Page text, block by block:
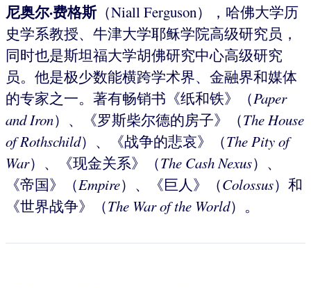
尼奥尔·费格斯（Niall Ferguson），哈佛大学历
史学系教授、牛津大学耶稣学院高级研究员，
同时也是斯坦福大学胡佛研究中心高级研究
员。他是极少数能横跨学术界、金融界和媒体
的专家之一。著有畅销书《纸和铁》（Paper
and Iron）、《罗斯柴尔德的房子》（The House
of Rothschild）、《战争的悲哀》（ThePity of
War）、《现金关系》（The Cash Nexus）、
《帝国》（Empire）、《巨人》（Colossus）和
《世界战争》（The War of the World）。